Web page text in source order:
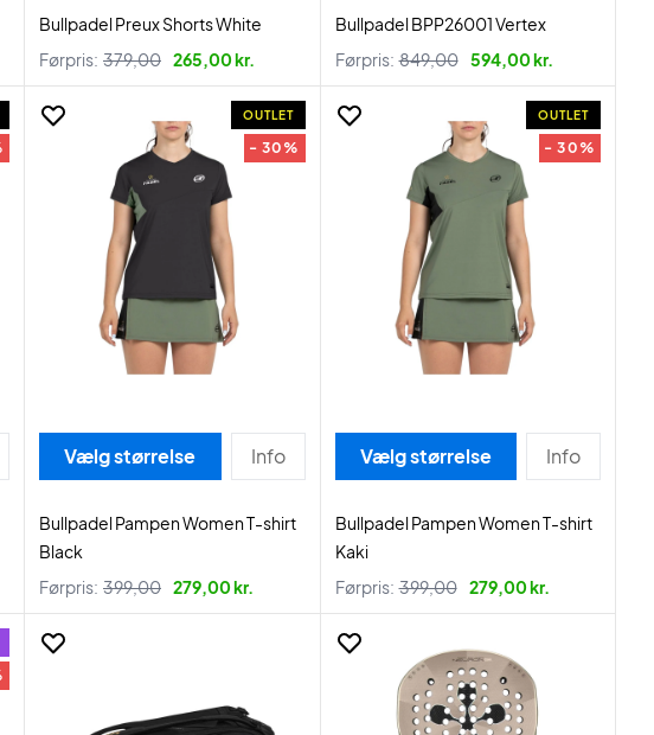
Bullpadel Preux Shorts White
Førpris: 379,00 265,00 kr.
Bullpadel BPP26001 Vertex
Førpris: 849,00 594,00 kr.
OUTLET
- 30%
Vælg størrelse Info
Bullpadel Pampen Women T-shirt
Black
Førpris: 399,00 279,00 kr.
OUTLET
- 30%
Vælg størrelse Info
Bullpadel Pampen Women T-shirt
Kaki
Førpris: 399,00 279,00 kr.